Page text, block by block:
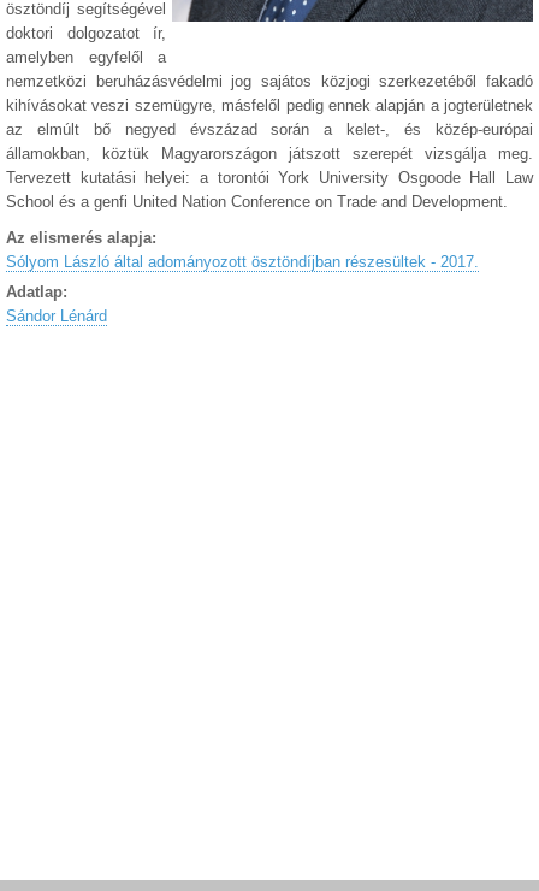
ösztöndíj segítségével
doktori dolgozatot ír,
amelyben egyfelől a
nemzetközi beruházásvédelmi jog sajátos közjogi szerkezetéből fakadó
kihívásokat veszi szemügyre, másfelől pedig ennek alapján a jogterületnek
az elmúlt bő negyed évszázad során a kelet-, és közép-európai
államokban, köztük Magyarországon játszott szerepét vizsgálja meg.
Tervezett kutatási helyei: a torontói York University Osgoode Hall Law
School és a genfi United Nation Conference on Trade and Development.
Az elismerés alapja:
Sólyom László által adományozott ösztöndíjban részesültek - 2017.
Adatlap:
Sándor Lénárd